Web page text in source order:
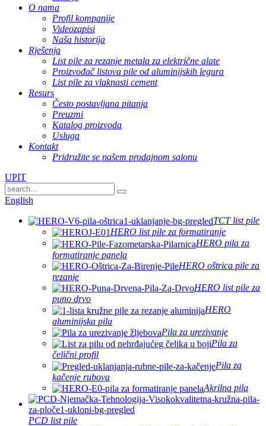
O nama
Profil kompanije
Videozapisi
Naša historija
Rješenja
List pile za rezanje metala za električne alate
Proizvođač listova pile od aluminijskih legura
List pile za vlaknasti cement
Resurs
Često postavljana pitanja
Preuzmi
Katalog proizvoda
Usluga
Kontakt
Pridružite se našem prodajnom salonu
UPIT
English
TCT list pile
HERO list pile za formatiranje
HERO pila za
formatiranje panela
HERO oštrica pile za
rezanje
HERO list pile za
puno drvo
HERO
aluminijska pila
Pila za urezivanje
Pila za
čelični profil
Pila za
kačenje rubova
Akrilna pila
PCD list pile